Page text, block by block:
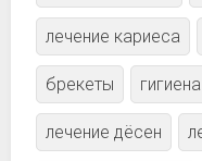
лечение кариеса
брекеты
лечение дёсен